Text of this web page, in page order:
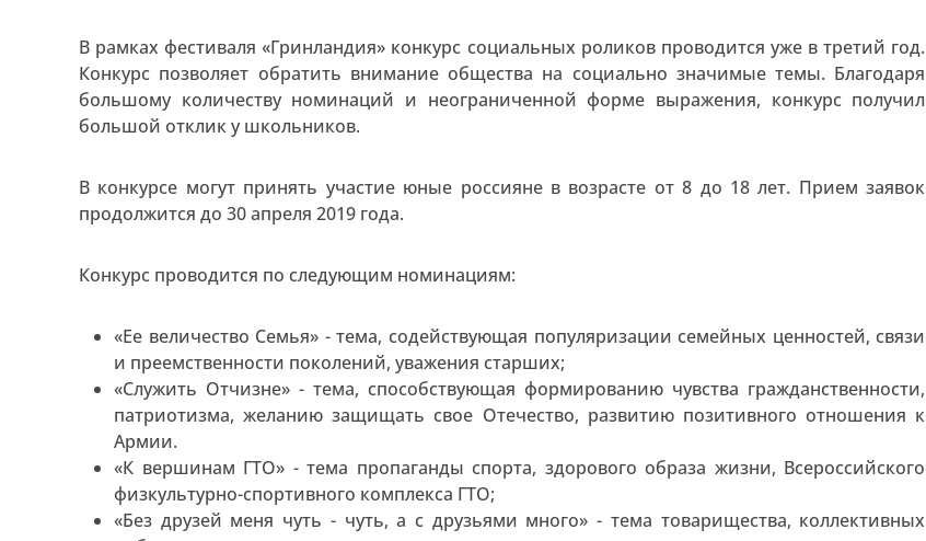
В рамках фестиваля «Гринландия» конкурс социальных роликов проводится уже в третий год.
Конкурс позволяет обратить внимание общества на социально значимые темы. Благодаря
большому количеству номинаций и неограниченной форме выражения, конкурс получил
большой отклик у школьников.
В конкурсе могут принять участие юные россияне в возрасте от 8 до 18 лет. Прием заявок
продолжится до 30 апреля 2019 года.
Конкурс проводится по следующим номинациям:
«Ее величество Семья» - тема, содействующая популяризации семейных ценностей, связи
и преемственности поколений, уважения старших;
«Служить Отчизне» - тема, способствующая формированию чувства гражданственности,
патриотизма, желанию защищать свое Отечество, развитию позитивного отношения к
Армии.
«К вершинам ГТО» - тема пропаганды спорта, здорового образа жизни, Всероссийского
физкультурно-спортивного комплекса ГТО;
«Без друзей меня чуть - чуть, а с друзьями много» - тема товарищества, коллективных